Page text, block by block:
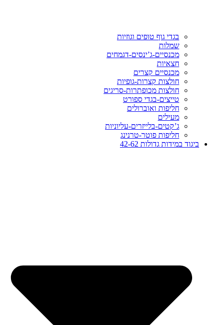
בגדי גוף טופים וגוזיות
שמלות
מכנסיים-ג’ינסים-דגמחים
חצאיות
מכנסיים קצרים
חולצות קצרות-גופיות
חולצות מכופתרות-סריגים
טייצים-בגדי ספורט
חליפות ואוברולים
מעילים
ג’קטים-בלייזרים-עליוניות
חליפות פוטר-טרנינג
ביגוד במידות גדולות 42-62